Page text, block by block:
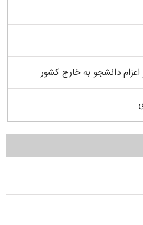
دانشجو به خارج کشور